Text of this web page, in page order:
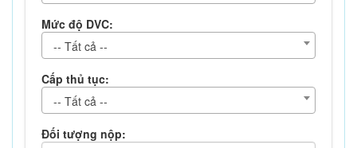
Mức độ DVC:
-- Tất cả --
Cấp thủ tục:
-- Tất cả --
Đối tượng nộp: